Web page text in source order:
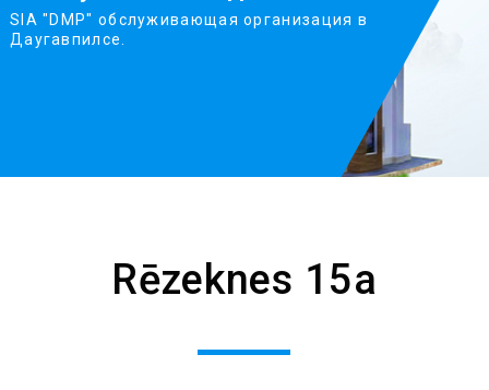
SIA "DMP" обслуживающая организация в
Даугавпилсе.
Rēzeknes 15a